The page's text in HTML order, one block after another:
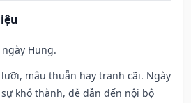
Hung.
mâu thuẫn hay tranh cãi. Ngày
khó thành, dễ dẫn đến nội bộ